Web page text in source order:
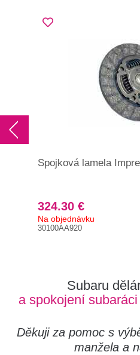
Spojková lamela
324.30 €
Na objednávku
30100AA920
Subaru
a spokojení
Děkuji za pomoc s
manžela a